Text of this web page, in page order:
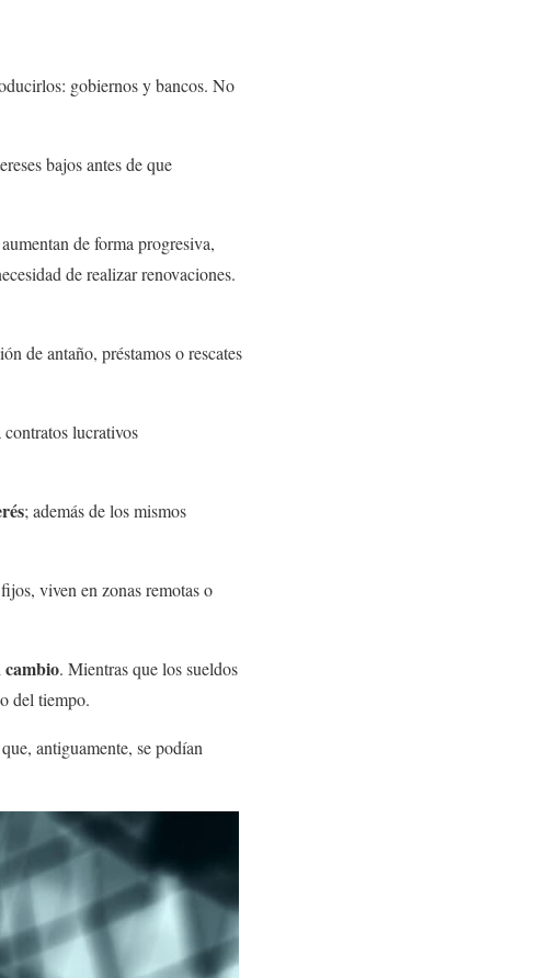
gobiernos y bancos. No
bajos antes de que
de forma progresiva,
de realizar renovaciones.
de antaño, préstamos o rescates
contratos lucrativos
; además de los mismos
viven en zonas remotas o
. Mientras que los sueldos
del tiempo.
antiguamente, se podían